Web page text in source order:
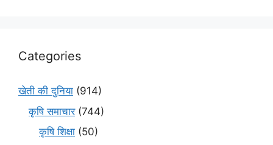
Categories
खेती की दुनिया (914)
कृषि समाचार(744)
कृषि शिक्षा (50)